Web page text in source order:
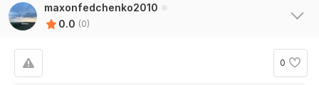
maxonfedchenko2010
0.0 (0)
0